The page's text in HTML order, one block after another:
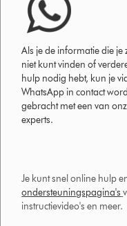
Als je de informatie die je
niet kunt vinden of
hulp nodig hebt, kun je
WhatsApp in contact
gebracht met een van
experts.
Je kunt snel online hulp
ondersteuningspagina's
instructievideo's en meer.